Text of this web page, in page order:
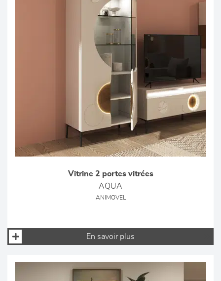
Vitrine 2 portes vitrées
AQUA
ANIMOVEL
En savoir plus